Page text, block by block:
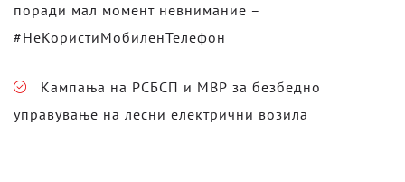
поради мал момент невнимание –
#НеКористиМобиленТелефон
Кампања на РСБСП и МВР за безбедно
управување на лесни електрични возила